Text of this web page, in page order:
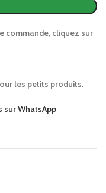
commande, cliquez sur
les petits produits.
WhatsApp